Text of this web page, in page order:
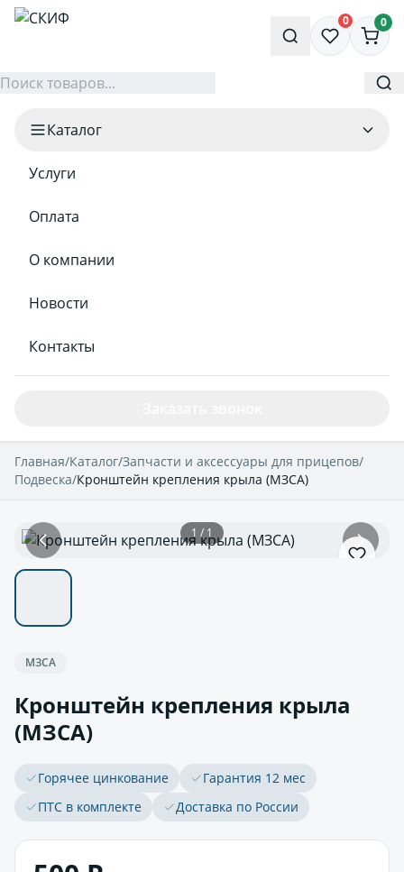
0 0
Каталог
Услуги
Оплата
О компании
Новости
Контакты
Главная/Каталог/Запчасти и аксессуары для прицепов/
Подвеска/Кронштейн крепления крыла (МЗСА)
1 / 1
МЗСА
Кронштейн крепления крыла
(МЗСА)
Горячее цинкование
Гарантия 12 мес
ПТС в комплекте
Доставка по России